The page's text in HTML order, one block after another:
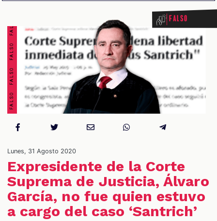
Falso
Lunes, 31 Agosto 2020
Expresidente de la Corte
Suprema de Justicia, Álvaro
García, no fue quien estuvo
a cargo del caso ‘Santrich’